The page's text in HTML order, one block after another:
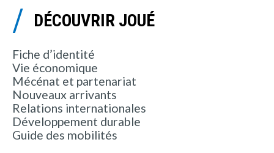
DÉCOUVRIR JOUÉ
Fiche d’identité
Vie économique
Mécénat et partenariat
Nouveaux arrivants
Relations internationales
Développement durable
Guide des mobilités